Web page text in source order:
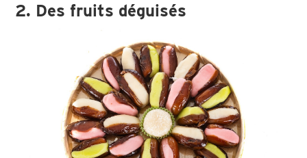
2. Des fruits déguisés